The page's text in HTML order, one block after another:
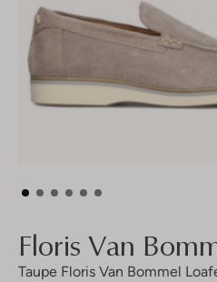
Floris Van
Taupe Floris Van Bommel